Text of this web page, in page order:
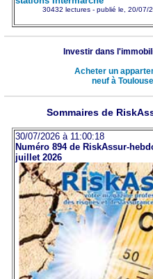
30432 lectures - publié le, 20/07/
Investir dans
Acheter un
neuf à Toulouse
Sommaires de
30/07/2026 à 11:00:18
Numéro 894 de RiskAssur-
juillet 2026